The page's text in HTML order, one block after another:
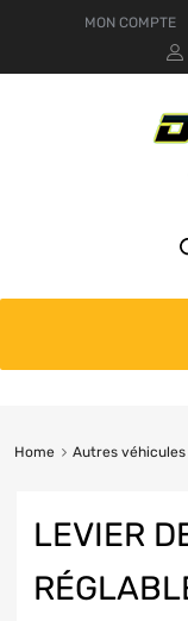
MON COMPTE
Home Autres véhicules
LEVIER